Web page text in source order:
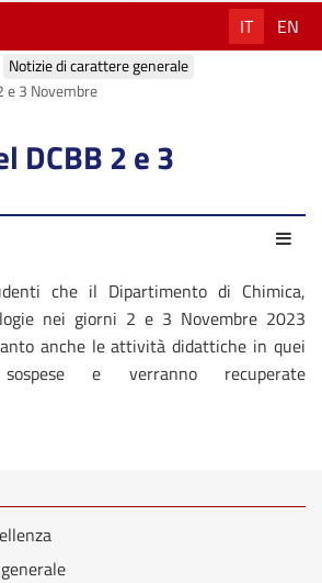
IT EN
Notizie di carattere generale
e 3 Novembre
DCBB 2 e 3
che il Dipartimento di Chimica,
nei giorni 2 e 3 Novembre 2023
anche le attività didattiche in quei
e verranno recuperate